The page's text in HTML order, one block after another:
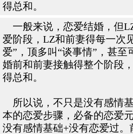
得总和。
一般来说，恋爱结婚，但
爱阶段，LZ和前妻得每一次
爱”，顶多叫“谈事情”，甚至
婚前和前妻接触得整个阶段
得总和。
所以说，不只是没有感情
本的恋爱步骤，必备的恋爱
没有感情基础+没有恋爱过